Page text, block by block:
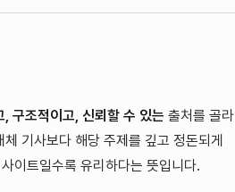
, 구조적이고, 신뢰할 수 있는 출처를 골라
기사보다 해당 주제를 깊고 정돈되게
이트일수록 유리하다는 뜻입니다.